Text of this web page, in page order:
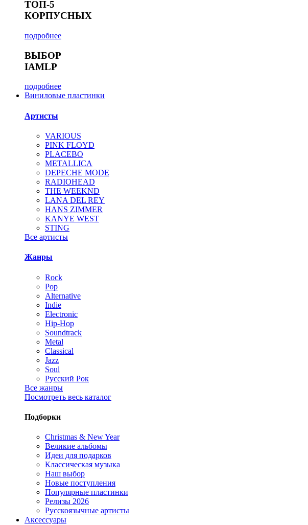
ТОП-5
КОРПУСНЫХ
подробнее
ВЫБОР
IAMLP
подробнее
Виниловые пластинки
Артисты
VARIOUS
PINK FLOYD
PLACEBO
METALLICA
DEPECHE MODE
RADIOHEAD
THE WEEKND
LANA DEL REY
HANS ZIMMER
KANYE WEST
STING
Все артисты
Жанры
Rock
Pop
Alternative
Indie
Electronic
Hip-Hop
Soundtrack
Metal
Classical
Jazz
Soul
Русский Рок
Все жанры
Посмотреть весь каталог
Подборки
Christmas & New Year
Великие альбомы
Идеи для подарков
Классическая музыка
Наш выбор
Новые поступления
Популярные пластинки
Релизы 2026
Русскоязычные артисты
Аксессуары